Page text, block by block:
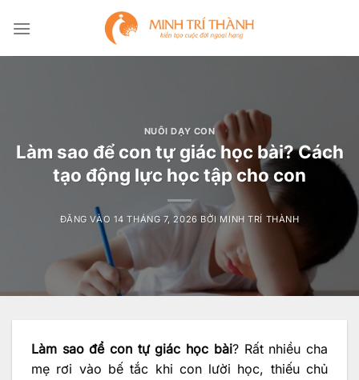
qua
NUÔI DẠY CON
Làm sao để con tự giác học bài? Cách
tạo động lực học tập cho con
ĐĂNG VÀO 14 THÁNG 7, 2026 BỞI MINH TRÍ THÀNH
Làm sao để con tự giác học bài? Rất nhiều cha
mẹ rơi vào bế tắc khi con lười học, thiếu chủ